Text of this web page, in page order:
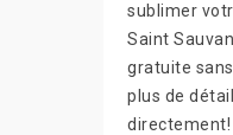
sublimer
Saint
gratuite
plus de
directement!